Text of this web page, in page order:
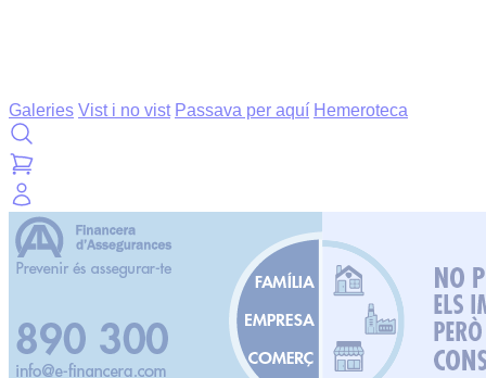
Galeries Vist i no vist Passava per aquí Hemeroteca